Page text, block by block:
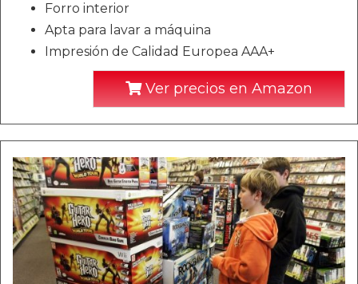
Forro interior
Apta para lavar a máquina
Impresión de Calidad Europea AAA+
Ver precios en Amazon